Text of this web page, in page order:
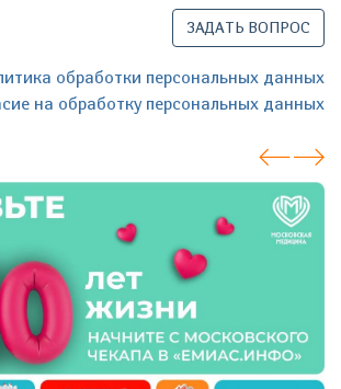
ЗАДАТЬ ВОПРОС
обработки персональных данных
на обработку персональных данных